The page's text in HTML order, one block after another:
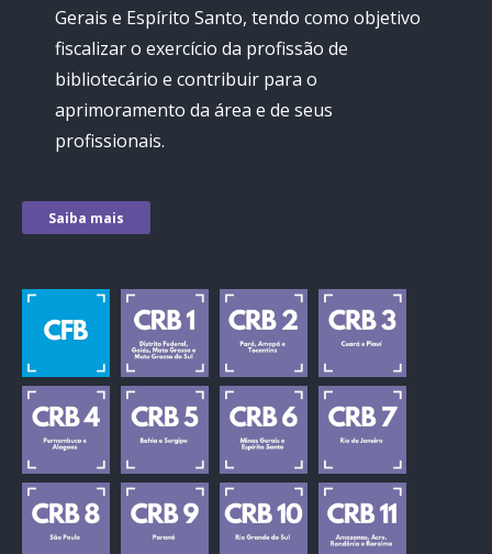
Gerais e Espírito Santo, tendo como objetivo
fiscalizar o exercício da profissão de
bibliotecário e contribuir para o
aprimoramento da área e de seus
profissionais.
Saiba mais